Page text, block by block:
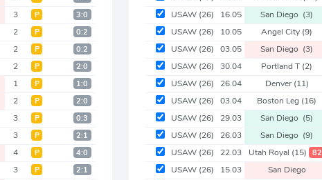
3 Р 3:0
2 Р 0:2
2 Р 0:2
2 Р 2:0
1 Р 1:0
2 Р 2:0
3 Р 0:3
3 Р 2:1
4 Р 4:0
3 Р 2:1
USAW (26) 16.05 San Diego (3)
USAW (26) 10.05 Angel City (9)
USAW (26) 03.05 San Diego (3)
USAW (26) 30.04 Portland T (2)
USAW (26) 26.04 Denver(11)
USAW (26) 03.04 Boston Leg (16)
USAW (26) 29.03 San Diego (5)
USAW (26) 26.03 San Diego (9)
USAW (26) 22.03 Utah Royal (15) 82
USAW (26) 15.03 San Diego